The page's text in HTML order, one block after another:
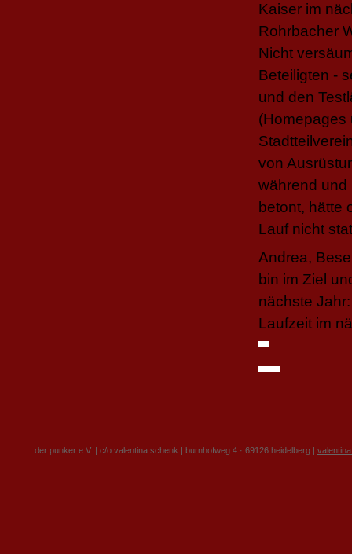
Kaiser im
Rohrbacher
Nicht
Beteiligten -
und den
(Homepages
von
während und
betont, hätte
Lauf nicht
Andrea,
bin im Ziel
nächste
Laufzeit im
der punker e.V. | c/o valentina schenk | burnhofweg 4 · 69126 heidelberg |